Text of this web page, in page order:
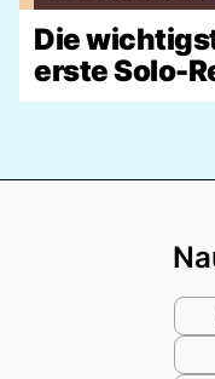
Die
erste Solo-